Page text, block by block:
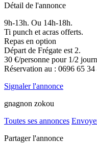
Détail de l'annonce
9h-13h. Ou 14h-18h.
Ti punch et acras offerts.
Repas en option
Départ de Frégate est 2.
30 €/personne pour 1/2
Réservation au : 0696 65 34
Signaler l'annonce
gnagnon zokou
Toutes ses annonces
Partager l'annonce